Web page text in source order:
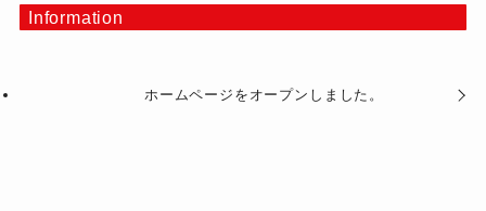
Information
ホームページをオープンしました。